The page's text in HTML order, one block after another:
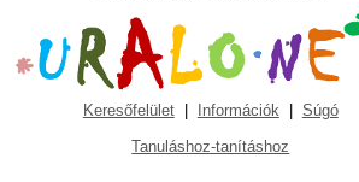
Keresőfelület| Információk| Súgó
Tanuláshoz-tanításhoz